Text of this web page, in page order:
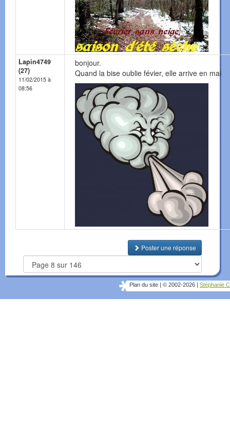
Lapin4749
(27)
11/02/2015 à
08:56
bonjour.
Quand la bise oublie févier, elle arrive en mai
Poster une réponse
Plan du site © 2002-2026 Stéphanie C